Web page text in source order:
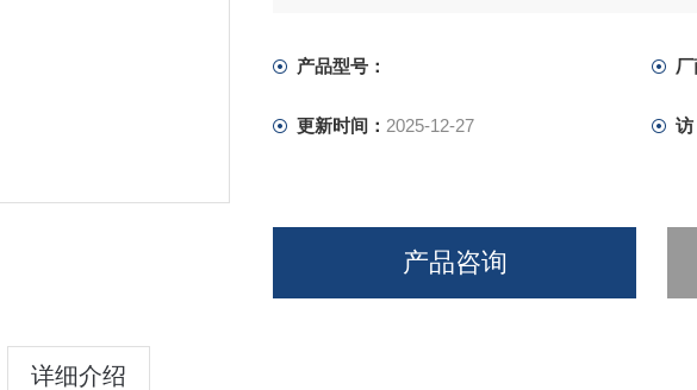
产品型号： 厂
更新时间： 2025-12-27
产品咨询
详细介绍